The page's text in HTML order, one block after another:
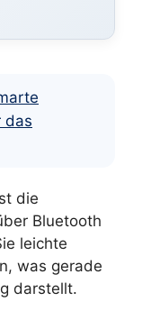
das
die
Bluetooth
leichte
was gerade
darstellt.